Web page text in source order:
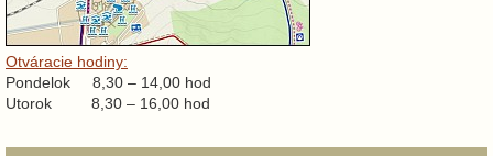
Otváracie hodiny:
Pondelok 8,30 – 14,00 hod
Utorok 8,30 – 16,00 hod